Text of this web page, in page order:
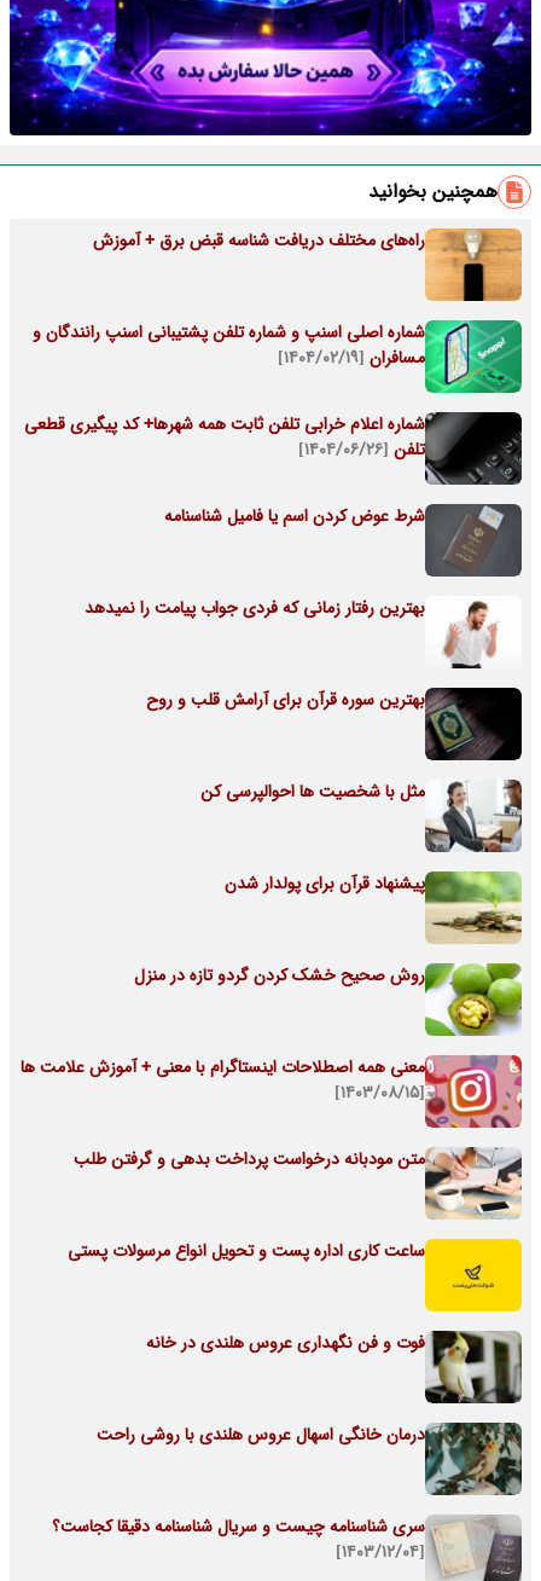
همچنین بخوانید
راه‌های مختلف دریافت شناسه قبض برق + آموزش
شماره اصلی اسنپ و شماره تلفن پشتیبانی اسنپ رانندگان و
مسافران [۱۴۰۴/۰۲/۱۹]
شماره اعلام خرابی تلفن ثابت همه شهرها+ کد پیگیری قطعی
تلفن [۱۴۰۴/۰۶/۲۶]
شرط عوض کردن اسم یا فامیل شناسنامه
بهترین رفتار زمانی که فردی جواب پیامت را نمیدهد
بهترین سوره قرآن برای آرامش قلب و روح
مثل با شخصیت ها احوالپرسی کن
پیشنهاد قرآن برای پولدار شدن
روش صحیح خشک کردن گردو تازه در منزل
معنی همه اصطلاحات اینستاگرام با معنی + آموزش علامت ها
[۱۴۰۳/۰۸/۱۵]
متن مودبانه درخواست پرداخت بدهی و گرفتن طلب
ساعت کاری اداره پست و تحویل انواع مرسولات پستی
فوت و فن نگهداری عروس هلندی در خانه
درمان خانگی اسهال عروس هلندی با روشی راحت
سری شناسنامه چیست و سریال شناسنامه دقیقا کجاست؟
[۱۴۰۳/۱۲/۰۴]